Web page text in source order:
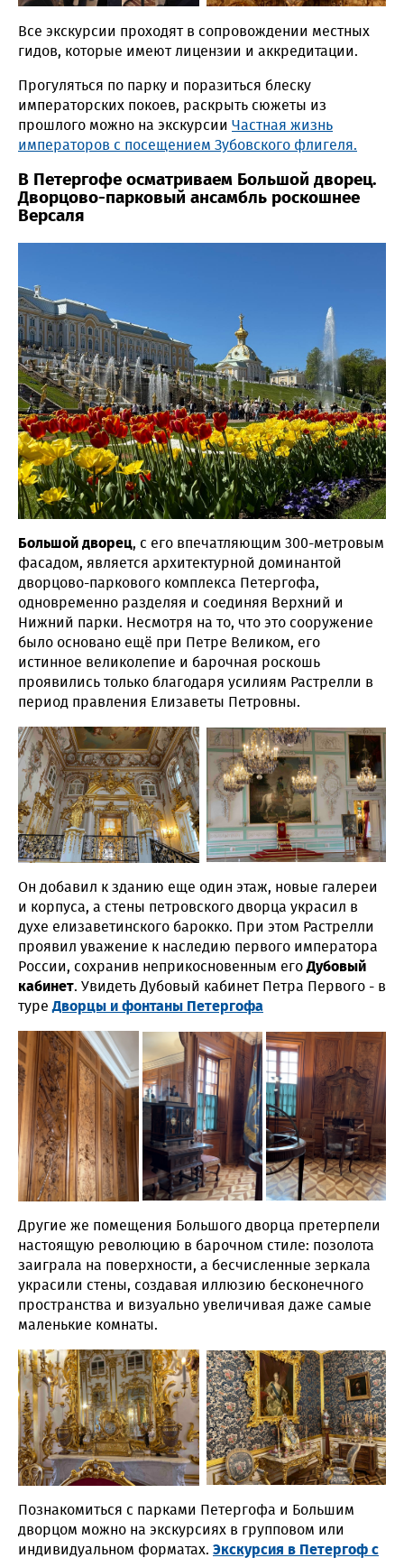
Все экскурсии проходят в сопровождении местных
гидов, которые имеют лицензии и аккредитации.
Прогуляться по парку и поразиться блеску
императорских покоев, раскрыть сюжеты из
прошлого можно на экскурсии Частная жизнь
императоров с посещением Зубовского флигеля.
В Петергофе осматриваем Большой дворец.
Дворцово-парковый ансамбль роскошнее
Версаля
Большой дворец, с его впечатляющим 300-метровым
фасадом, является архитектурной доминантой
дворцово-паркового комплекса Петергофа,
одновременно разделяя и соединяя Верхний и
Нижний парки. Несмотря на то, что это сооружение
было основано ещё при Петре Великом, его
истинное великолепие и барочная роскошь
проявились только благодаря усилиям Растрелли в
период правления Елизаветы Петровны.
Он добавил к зданию еще один этаж, новые галереи
и корпуса, а стены петровского дворца украсил в
духе елизаветинского барокко. При этом Растрелли
проявил уважение к наследию первого императора
России, сохранив неприкосновенным егоДубовый
кабинет. Увидеть Дубовый кабинет Петра Первого - в
туреДворцы и фонтаны Петергофа
Другие же помещения Большого дворца претерпели
настоящую революцию в барочном стиле: позолота
заиграла на поверхности, а бесчисленные зеркала
украсили стены, создавая иллюзию бесконечного
пространства и визуально увеличивая даже самые
маленькие комнаты.
Познакомиться с парками Петергофа и Большим
дворцом можно на экскурсиях в групповом или
индивидуальном форматах. Экскурсия в Петергоф с